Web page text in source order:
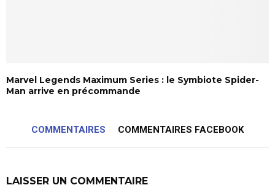
Marvel Legends Maximum Series : le Symbiote Spider-
Man arrive en précommande
COMMENTAIRES COMMENTAIRES FACEBOOK
LAISSER UN COMMENTAIRE